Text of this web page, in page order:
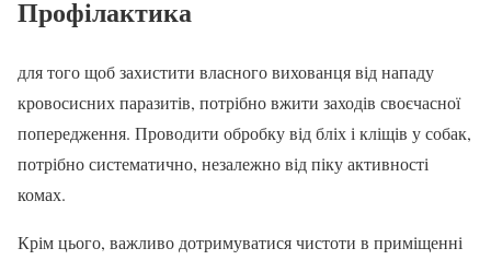
Профілактика
для того щоб захистити власного вихованця від нападу
кровосисних паразитів, потрібно вжити заходів своєчасної
попередження. Проводити обробку від бліх і кліщів у собак,
потрібно систематично, незалежно від піку активності
комах.
Крім цього, важливо дотримуватися чистоти в приміщенні